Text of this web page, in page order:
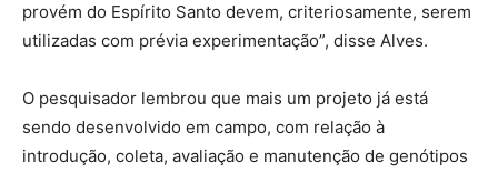
provém do Espírito Santo devem, criteriosamente, serem
utilizadas com prévia experimentação”, disse Alves.
O pesquisador lembrou que mais um projeto já está
sendo desenvolvido em campo, com relação à
introdução, coleta, avaliação e manutenção de genótipos